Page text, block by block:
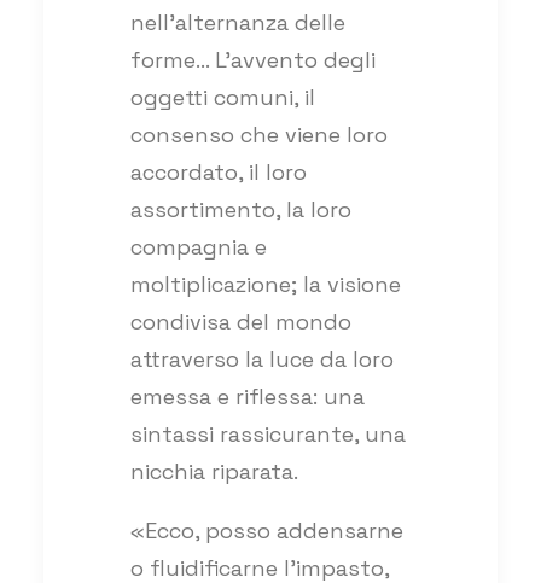
nell’alternanza delle
forme… L’avvento degli
oggetti comuni, il
consenso che viene loro
accordato, il loro
assortimento, la loro
compagnia e
moltiplicazione; la visione
condivisa del mondo
attraverso la luce da loro
emessa e riflessa: una
sintassi rassicurante, una
nicchia riparata.
«Ecco, posso addensarne
o fluidificarne l’impasto,